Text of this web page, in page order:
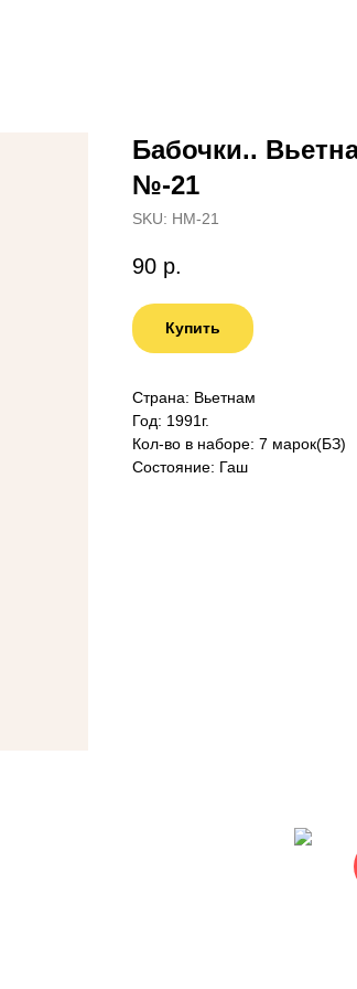
Бабочки..
№-21
SKU: НМ-21
90 р.
Купить
Страна: Вьетнам
Год: 1991г.
Кол-во в наборе: 7 марок(БЗ)
Состояние: Гаш